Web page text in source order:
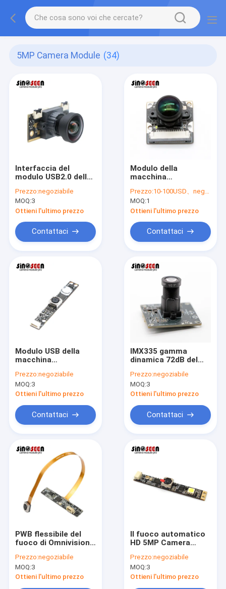
5MP Camera Module (34)
Interfaccia del
modulo USB2.0 della
fotografica di
riconoscimento di
fronte del sensore di
Sony IMX335
Prezzo:negoziabile
MOQ:3
Ottieni l'ultimo prezzo
Contattaci
Modulo della
macchina
5MP Fixed Focus con
il sensore OV5647 di
Omnivision CMOS
Prezzo:10-100USD、negotiable
MOQ:1
Ottieni l'ultimo prezzo
Contattaci
Modulo USB della
macchina
lampone pi di OV5648
5MP AF Plug And Play
per riconoscimento
Prezzo:negoziabile
MOQ:3
Ottieni l'ultimo prezzo
Contattaci
IMX335 gamma
dinamica 72dB del
Camera Module High
Prezzo:negoziabile
MOQ:3
Ottieni l'ultimo prezzo
Contattaci
PWB flessibile del
fuoco di Omnivision
macchina
fotografica del pixel
mega automatico
Prezzo:negoziabile
MOQ:3
Ottieni l'ultimo prezzo
Il fuoco automatico
HD 5MP Camera
materiale di
riempimento in ha
condotto la luce
Prezzo:negoziabile
MOQ:3
Ottieni l'ultimo prezzo